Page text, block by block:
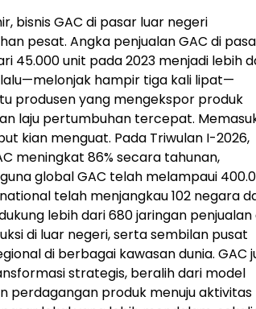
bisnis GAC di pasar luar negeri
pesat. Angka penjualan GAC di
45.000 unit pada 2023 menjadi lebih
hampir tiga kali lipat—
produsen yang mengekspor produk
laju pertumbuhan tercepat.
kian menguat. Pada Triwulan I-2026,
meningkat 86% secara tahunan,
global GAC telah melampaui
telah menjangkau 102 negara
lebih dari 680 jaringan penjualan
di luar negeri, serta sembilan pusat
di berbagai kawasan dunia. GAC
strategis, beralih dari model
perdagangan produk menuju aktivitas